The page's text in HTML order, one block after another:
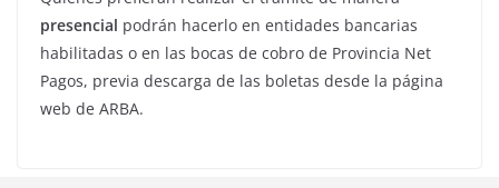
presencial podrán hacerlo en entidades bancarias
habilitadas o en las bocas de cobro de Provincia Net
Pagos, previa descarga de las boletas desde la página
web de ARBA.